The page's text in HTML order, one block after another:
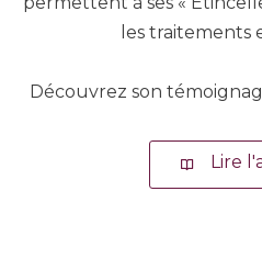
les traitements
Découvrez son
Lire